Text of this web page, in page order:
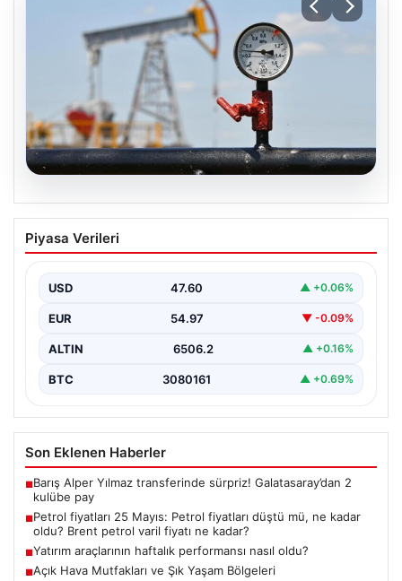
Petrol fiyatları 25 Mayıs: Petrol fiyatları
düştü mü, ne kadar oldu? Brent petrol
Piyasa Verileri
USD 47.60 ▲ +0.06%
EUR 54.97 ▼ -0.09%
ALTIN 6506.2 ▲ +0.16%
BTC 3080161 ▲ +0.69%
Son Eklenen Haberler
■Barış Alper Yılmaz transferinde sürpriz! Galatasaray’dan 2
kulübe pay
■Petrol fiyatları 25 Mayıs: Petrol fiyatları düştü mü, ne kadar
oldu? Brent petrol varil fiyatı ne kadar?
■Yatırım araçlarının haftalık performansı nasıl oldu?
■Açık Hava Mutfakları ve Şık Yaşam Bölgeleri